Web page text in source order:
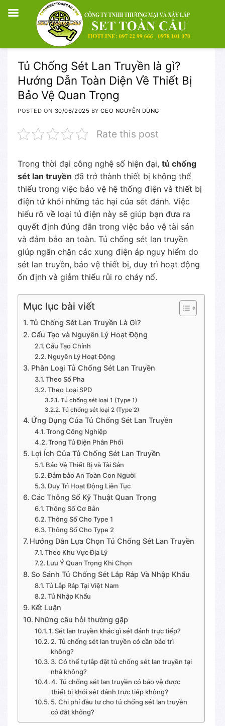
content
Tủ Chống Sét Lan Truyền là gì?
Hướng Dẫn Toàn Diện Về Thiết Bị
Bảo Vệ Quan Trọng
POSTED ON 30/06/2025 BYCEO NGUYỄN DŨNG
Rate this post
Trong thời đại công nghệ số hiện đại, tủ chống
sét lan truyền đã trở thành thiết bị không thể
thiếu trong việc bảo vệ hệ thống điện và thiết bị
điện tử khỏi những tác hại của sét đánh. Việc
hiểu rõ về loại tủ điện này sẽ giúp bạn đưa ra
quyết định đúng đắn trong việc bảo vệ tài sản
và đảm bảo an toàn. Tủ chống sét lan truyền
giúp ngăn chặn các xung điện áp nguy hiểm do
sét lan truyền, bảo vệ thiết bị, duy trì hoạt động
ổn định và giảm thiểu rủi ro cháy nổ.
Mục lục bài viết
Tủ Chống Sét Lan Truyền Là Gì?
Cấu Tạo và Nguyên Lý Hoạt Động
Cấu Tạo Chính
Nguyên Lý Hoạt Động
Phân Loại Tủ Chống Sét Lan Truyền
Theo Số Pha
Theo Loại SPD
Tủ chống sét loại 1 (Type 1)
Tủ chống sét loại 2 (Type 2)
Ứng Dụng Của Tủ Chống Sét Lan Truyền
Trong Công Nghiệp
Trong Tủ Điện Phân Phối
Lợi Ích Của Tủ Chống Sét Lan Truyền
Bảo Vệ Thiết Bị và Tài Sản
Đảm bảo An Toàn Con Người
Duy Trì Hoạt Động Liên Tục
Các Thông Số Kỹ Thuật Quan Trọng
Thông Số Cơ Bản
Thông Số Cho Type 1
Thông Số Cho Type 2
Hướng Dẫn Lựa Chọn Tủ Chống Sét Lan Truyền
Theo Khu Vực Địa Lý
Lưu Ý Quan Trọng Khi Chọn
So Sánh Tủ Chống Sét Lắp Ráp Và Nhập Khẩu
Tủ Lắp Ráp Tại Việt Nam
Tủ Nhập Khẩu
Kết Luận
Những câu hỏi thường gặp
1. Sét lan truyền khác gì sét đánh trực tiếp?
2. Tủ chống sét lan truyền có cần bảo trì
không?
3. Có thể tự lắp đặt tủ chống sét lan truyền tại
nhà không?
4. Tủ chống sét lan truyền có bảo vệ được
thiết bị khỏi sét đánh trực tiếp không?
5. Chi phí đầu tư cho tủ chống sét lan truyền
có đắt không?